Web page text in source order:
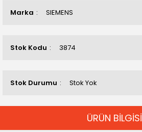
Marka SIEMENS
Stok Kodu 3874
Stok Durumu Stok Yok
ÜRÜN BİLGİSİ